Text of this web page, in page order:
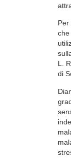
Per
che
L.
di